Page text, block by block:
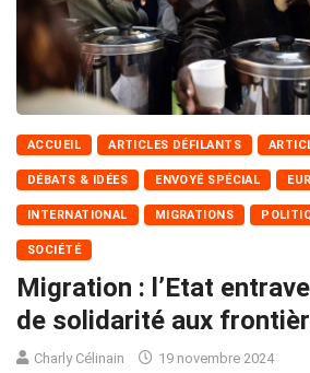
ACCUEIL ARTICLES DÉFILANTS
DÉBATS & IDÉES ENVOYÉ SPÉCIAL
INTERNATIONAL MIGRATIONS
SOCIÉTÉ
Migration : l’Etat
de solidarité aux
Charly Célinain 19 novembre 2024